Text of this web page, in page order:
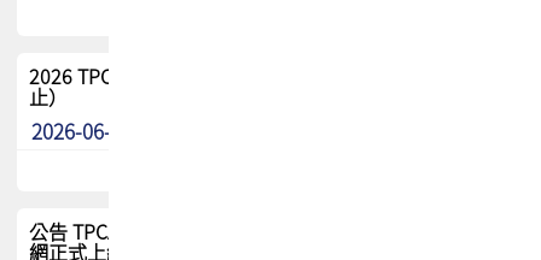
2026 TPCA健康盃保齡球聯誼賽 熱烈報名中（8/3報名截
止）
2026-06-29
公告 TPCA 台灣電路板協會官網將迎來新面貌，7/1 新官
網正式上線！